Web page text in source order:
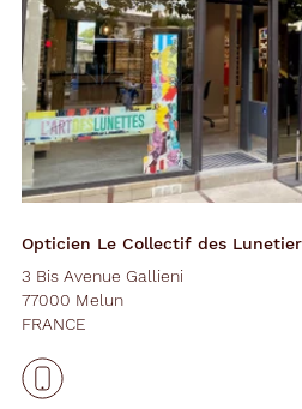
Opticien Le Collectif des
3 Bis Avenue Gallieni
77000 Melun
FRANCE